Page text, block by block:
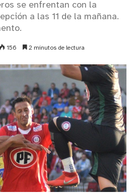
se enfrentan con la
a las 11 de la mañana.
156 2 minutos de lectura